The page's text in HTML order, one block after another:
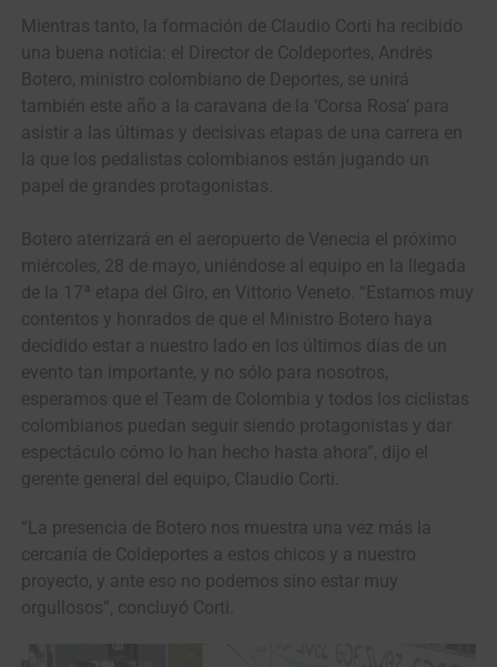
Mientras tanto, la formación de Claudio Corti ha recibido
una buena noticia: el Director de Coldeportes, Andrés
Botero, ministro colombiano de Deportes, se unirá
también este año a la caravana de la ‘Corsa Rosa’ para
asistir a las últimas y decisivas etapas de una carrera en
la que los pedalistas colombianos están jugando un
papel de grandes protagonistas.
Botero aterrizará en el aeropuerto de Venecia el próximo
miércoles, 28 de mayo, uniéndose al equipo en la llegada
de la 17ª etapa del Giro, en Vittorio Veneto. “Estamos muy
contentos y honrados de que el Ministro Botero haya
decidido estar a nuestro lado en los últimos días de un
evento tan importante, y no sólo para nosotros,
esperamos que el Team de Colombia y todos los ciclistas
colombianos puedan seguir siendo protagonistas y dar
espectáculo cómo lo han hecho hasta ahora”, dijo el
gerente general del equipo, Claudio Corti.
“La presencia de Botero nos muestra una vez más la
cercanía de Coldeportes a estos chicos y a nuestro
proyecto, y ante eso no podemos sino estar muy
orgullosos”, concluyó Corti.